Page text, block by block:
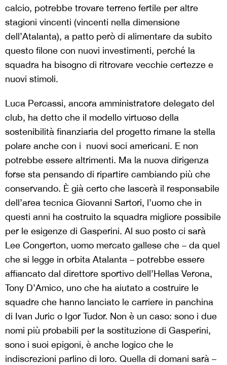
calcio, potrebbe trovare terreno fertile per altre
stagioni vincenti (vincenti nella dimensione
dell’Atalanta), a patto però di alimentare da subito
questo filone con nuovi investimenti, perché la
squadra ha bisogno di ritrovare vecchie certezze e
nuovi stimoli.
Luca Percassi, ancora amministratore delegato del
club, ha detto che il modello virtuoso della
sostenibilità finanziaria del progetto rimane la stella
polare anche con i nuovi soci americani. E non
potrebbe essere altrimenti. Ma la nuova dirigenza
forse sta pensando di ripartire cambiando più che
conservando. È già certo che lascerà il responsabile
dell’area tecnica Giovanni Sartori, l’uomo che in
questi anni ha costruito la squadra migliore possibile
per le esigenze di Gasperini. Al suo posto ci sarà
Lee Congerton, uomo mercato gallese che – da quel
che si legge in orbita Atalanta – potrebbe essere
affiancato dal direttore sportivo dell’Hellas Verona,
Tony D’Amico, uno che ha aiutato a costruire le
squadre che hanno lanciato le carriere in panchina
di Ivan Juric o Igor Tudor. Non è un caso: sono i due
nomi più probabili per la sostituzione di Gasperini,
sono i suoi epigoni, è anche logico che le
indiscrezioni parlino di loro. Quella di domani sarà –